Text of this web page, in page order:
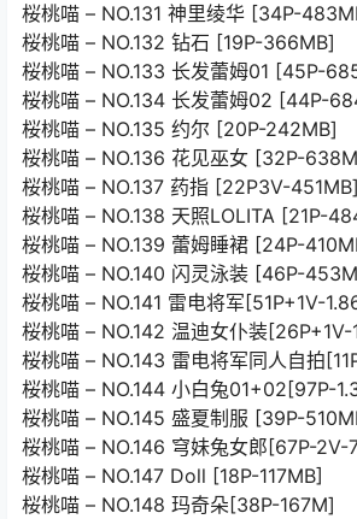
桜桃喵 – NO.131 神里绫华 [34P-
桜桃喵 – NO.132 钻石 [19P-366MB]
桜桃喵 – NO.133 长发蕾姆01 [45P-
桜桃喵 – NO.134 长发蕾姆02 [44P-
桜桃喵 – NO.135 约尔 [20P-242MB]
桜桃喵 – NO.136 花见巫女 [32P-
桜桃喵 – NO.137 药指 [22P3V-451MB]
桜桃喵 – NO.138 天照LOLITA [21P-
桜桃喵 – NO.139 蕾姆睡裙 [24P-
桜桃喵 – NO.140 闪灵泳装 [46P-
桜桃喵 – NO.141 雷电将军[51P+1V-
桜桃喵 – NO.142 温迪女仆装[26P+1V-
桜桃喵 – NO.143 雷电将军同人自拍
桜桃喵 – NO.144 小白兔01+02[97P-
桜桃喵 – NO.145 盛夏制服 [39P-
桜桃喵 – NO.146 穹妹兔女郎[67P-2V-
桜桃喵 – NO.147 Doll [18P-117MB]
桜桃喵 – NO.148 玛奇朵[38P-167M]